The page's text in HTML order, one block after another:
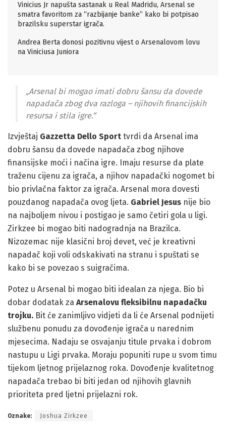
Vinicius Jr napušta sastanak u Real Madridu, Arsenal se
smatra favoritom za “razbijanje banke” kako bi potpisao
brazilsku superstar igrača.
Andrea Berta donosi pozitivnu vijest o Arsenalovom lovu
na Viniciusa Juniora
„Arsenal bi mogao imati dobru šansu da dovede
napadača zbog dva razloga – njihovih financijskih
resursa i stila igre.“
Izvještaj Gazzetta Dello Sport tvrdi da Arsenal ima
dobru šansu da dovede napadača zbog njihove
finansijske moći i načina igre. Imaju resurse da plate
traženu cijenu za igrača, a njihov napadački nogomet bi
bio privlačna faktor za igrača. Arsenal mora dovesti
pouzdanog napadača ovog ljeta. Gabriel Jesus nije bio
na najboljem nivou i postigao je samo četiri gola u ligi.
Zirkzee bi mogao biti nadogradnja na Brazilca.
Nizozemac nije klasični broj devet, već je kreativni
napadač koji voli odskakivati na stranu i spuštati se
kako bi se povezao s suigračima.
Potez u Arsenal bi mogao biti idealan za njega. Bio bi
dobar dodatak za Arsenalovu fleksibilnu napadačku
trojku. Bit će zanimljivo vidjeti da li će Arsenal podnijeti
službenu ponudu za dovođenje igrača u narednim
mjesecima. Nadaju se osvajanju titule prvaka i dobrom
nastupu u Ligi prvaka. Moraju popuniti rupe u svom timu
tijekom ljetnog prijelaznog roka. Dovođenje kvalitetnog
napadača trebao bi biti jedan od njihovih glavnih
prioriteta pred ljetni prijelazni rok.
Oznake: Joshua Zirkzee